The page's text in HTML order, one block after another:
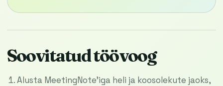
Soovitatud töövoog
Alusta MeetingNote’iga heli ja koosolekute jaoks,